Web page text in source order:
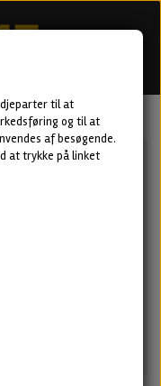
til at
og til at
af besøgende.
at trykke på linket